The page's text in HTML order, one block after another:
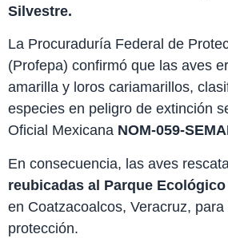
Silvestre.
La Procuraduría Federal de
(Profepa) confirmó que las aves
amarilla y loros cariamarillos,
especies en peligro de extinción
Oficial Mexicana NOM-059-
En consecuencia, las aves
reubicadas al Parque
en Coatzacoalcos, Veracruz,
protección.